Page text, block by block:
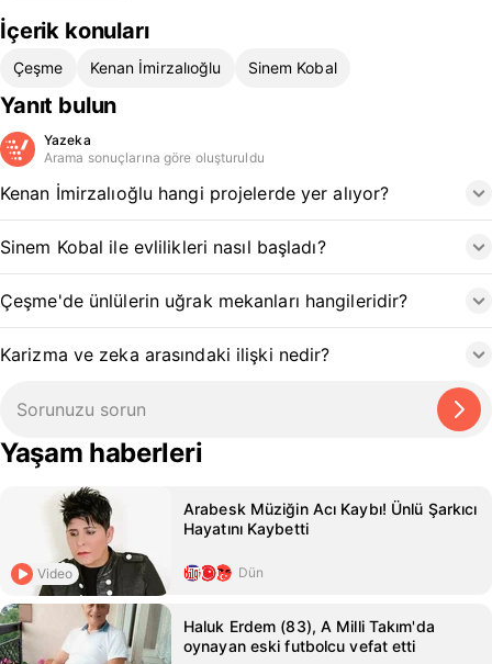
İçerik konuları
Çeşme Kenan İmirzalıoğlu Sinem Kobal
Yanıt bulun
Yazeka
Arama sonuçlarına göre oluşturuldu
Kenan İmirzalıoğlu hangi projelerde yer alıyor?
Sinem Kobal ile evlilikleri nasıl başladı?
Çeşme'de ünlülerin uğrak mekanları hangileridir?
Karizma ve zeka arasındaki ilişki nedir?
Yaşam haberleri
Video
Arabesk Müziğin Acı Kaybı! Ünlü Şarkıcı
Hayatını Kaybetti
Dün
Haluk Erdem (83), A Milli Takım'da
oynayan eski futbolcu vefat etti